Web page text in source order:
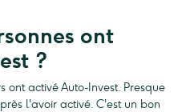
ont
?
ont activé Auto-Invest. Presque
l'avoir activé. C'est un bon